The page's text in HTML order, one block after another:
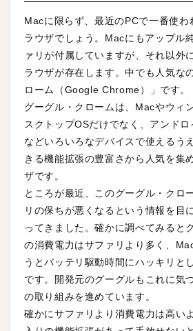
Macに限らず、最近のPCで一番使わ
ラウザでしょう。Macにもアップル
ァリが付属していますが、それ以外
ラウザが存在します。中でも人気な
ローム（Google Chrome）」です。
グーグル・クロームは、Macやウィ
スクトップOSだけでなく、アンド
などいろいろなデバイスで使えるう
きる機能拡張の豊富さから人気を集
ザです。
ところが最近、このグーグル・クロ
リの保ちが悪くなるという情報を目
ってきました。確かに調べてみると
の消費電力はサファリより多く、
うとバッテリ駆動時間にハッキリと
です。開発元のグーグルもこれに気
の取り組みを進めています。
確かにサファリより消費電力は高い